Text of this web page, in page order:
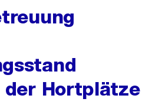
der Hortplätze